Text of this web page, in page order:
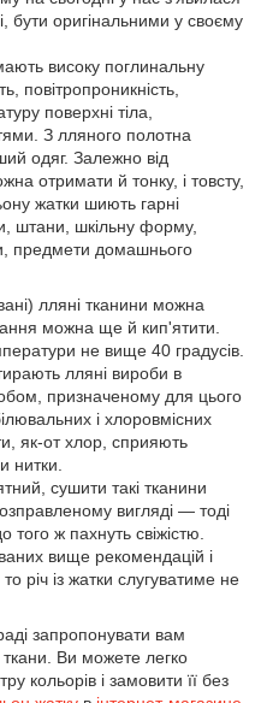
бути оригінальними у своєму
високу поглинальну
повітропроникність,
поверхні тіла,
З лляного полотна
одяг. Залежно від
отримати й тонку, і товсту,
жатки шиють гарні
штани, шкільну форму,
предмети домашнього
лляні тканини можна
можна ще й кип'ятити.
не вище 40 градусів.
лляні вироби в
призначеному для цього
і хлоровмісних
як-от хлор, сприяють
нитки.
сушити такі тканини
вигляді — тоді
ж пахнуть свіжістю.
вище рекомендацій і
річ із жатки слугуватиме не
запропонувати вам
ткани. Ви можете легко
кольорів і замовити її без